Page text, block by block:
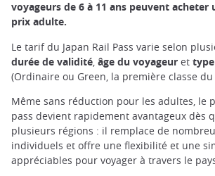
voyageurs de 6 à 11 ans peuvent acheter
prix adulte.
Le tarif du Japan Rail Pass varie selon
durée de validité âge du voyageur et
(Ordinaire ou Green, la première classe du
Même sans réduction pour les adultes, le
pass devient rapidement avantageux dès
plusieurs régions : il remplace de
individuels et offre une flexibilité et une
appréciables pour voyager à travers le